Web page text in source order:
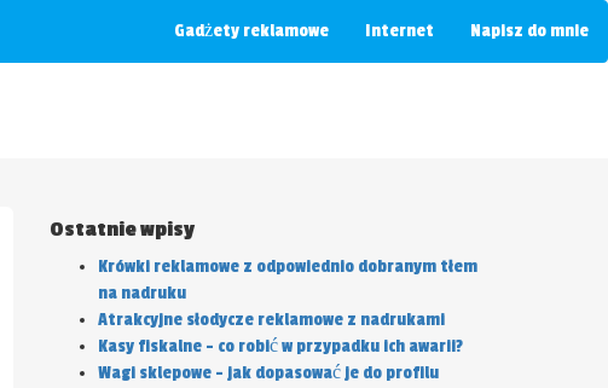
Gadżety reklamowe Internet Napisz do mnie
Ostatnie wpisy
Krówki reklamowe z odpowiednio dobranym tłem
na nadruku
Atrakcyjne słodycze reklamowe z nadrukami
Kasy fiskalne – co robić w przypadku ich awarii?
Wagi sklepowe – jak dopasować je do profilu